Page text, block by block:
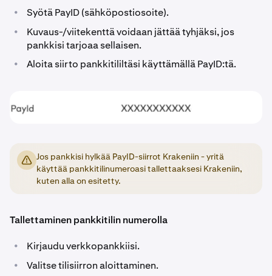
• Syötä PayID (sähköpostiosoite).
•
Kuvaus-/viitekenttä voidaan jättää tyhjäksi, jos
pankkisi tarjoaa sellaisen.
• Aloita siirto pankkitililtäsi käyttämällä PayID:tä.
Jos pankkisi hylkää PayID-siirrot Krakeniin - yritä
käyttää pankkitilinumeroasi tallettaaksesi Krakeniin,
kuten alla on esitetty.
Tallettaminen pankkitilin numerolla
• Kirjaudu verkkopankkiisi.
• Valitse tilisiirron aloittaminen.